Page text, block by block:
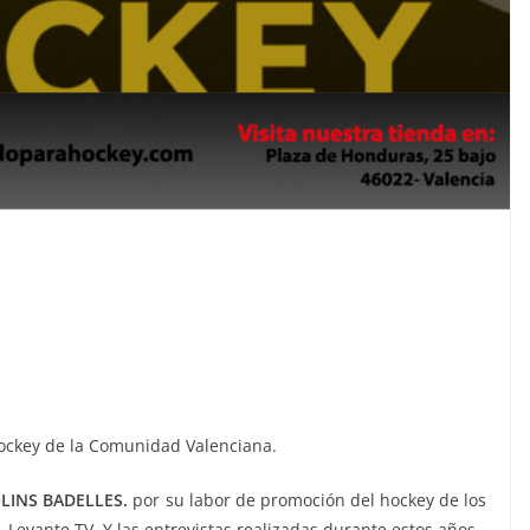
de la Comunidad Valenciana.
BADELLES. por su labor de promoción del hockey de los